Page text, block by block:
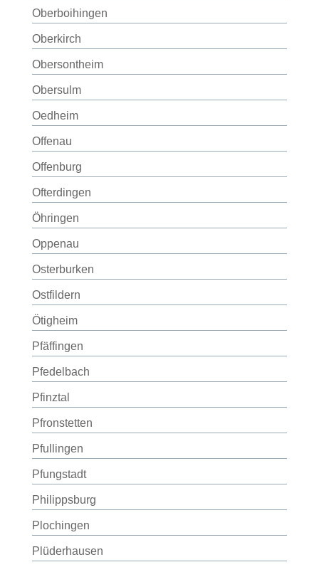
Oberboihingen
Oberkirch
Obersontheim
Obersulm
Oedheim
Offenau
Offenburg
Ofterdingen
Öhringen
Oppenau
Osterburken
Ostfildern
Ötigheim
Pfäffingen
Pfedelbach
Pfinztal
Pfronstetten
Pfullingen
Pfungstadt
Philippsburg
Plochingen
Plüderhausen